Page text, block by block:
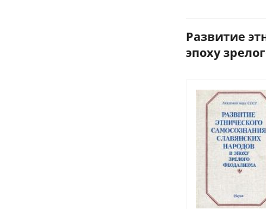
Развитие
эпоху